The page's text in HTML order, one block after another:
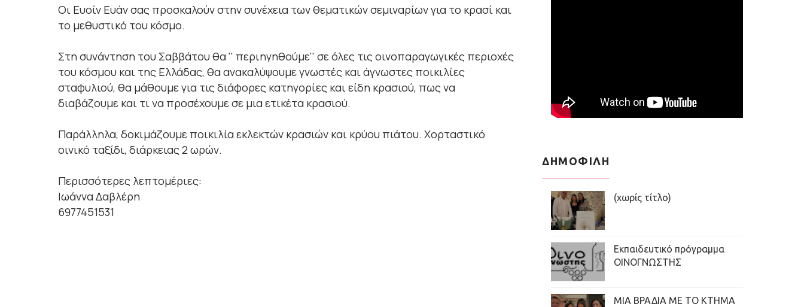
Οι Ευοίν Ευάν σας προσκαλούν στην συνέχεια των θεματικών σεμιναρίων για το κρασί και
το μεθυστικό του κόσμο.
Στη συνάντηση του Σαββάτου θα '' περιηγηθούμε'' σε όλες τις οινοπαραγωγικές περιοχές
του κόσμου και της Ελλάδας, θα ανακαλύψουμε γνωστές και άγνωστες ποικιλίες
σταφυλιού, θα μάθουμε για τις διάφορες κατηγορίες και είδη κρασιού, πως να
διαβάζουμε και τι να προσέχουμε σε μια ετικέτα κρασιού.
Παράλληλα, δοκιμάζουμε ποικιλία εκλεκτών κρασιών και κρύου πιάτου. Χορταστικό
οινικό ταξίδι, διάρκειας 2 ωρών.
Περισσότερες λεπτομέριες:
Ιωάννα Δαβλέρη
6977451531
ΔΗΜΟΦΙΛΗ
(χωρίς τίτλο)
Εκπαιδευτικό πρόγραμμα
ΟΙΝΟΓΝΩΣΤΗΣ
ΜΙΑ ΒΡΑΔΙΑ ΜΕ ΤΟ ΚΤΗΜΑ